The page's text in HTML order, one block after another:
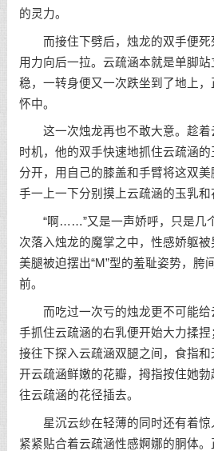
的灵力。
而接住下劈后，烛龙的双手便死
用力向后一拉。云疏涵本就是单脚
稳，一转身便又一次跌坐到了地上
怀中。
这一次烛龙再也不敢大意。趁着
时机，他的双手快速地抓住云疏涵
分开，用自己的膝盖和手臂将这双
手一上一下分别摸上云疏涵的玉乳和
“啊……”又是一声娇呼，只是几个
次落入烛龙的魔掌之中，性感娇躯
美腿被迫摆出“M”型的羞耻姿势，胯
前。
而吃过一次亏的烛龙更不可能给
手抓住云疏涵的右乳便开始大力揉
接往下探入云疏涵双腿之间，食指
开云疏涵鲜嫩的花瓣，拇指按住她
往云疏涵的花径插去。
星沉云纱在轻薄的同时还有着惊
紧紧贴合着云疏涵性感婀娜的胴体